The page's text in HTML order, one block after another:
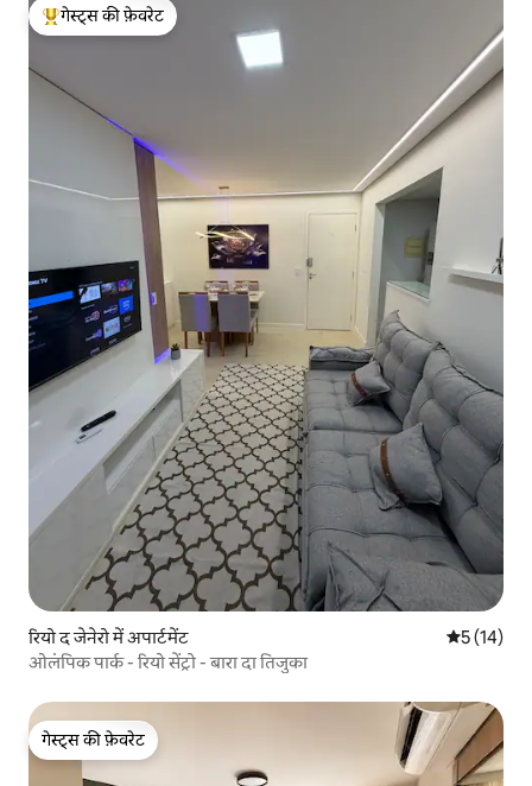
गेस्ट्स का टॉप फ़ेवरेट
गेस्ट्स की फ़ेवरेट
रियो द जेनेरो में अपार्टमेंट औसत रेटिंग
5 (14)
ओलंपिक पार्क - रियो सेंट्रो - बारा दा तिजुका
गेस्ट्स की फ़ेवरेट
गेस्ट्स की फ़ेवरेट